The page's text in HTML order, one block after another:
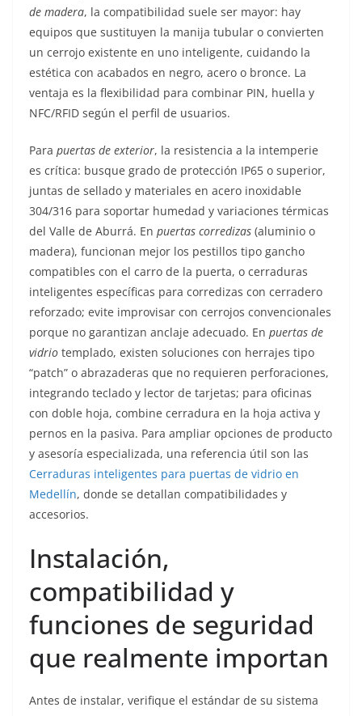
de madera, la compatibilidad suele ser mayor: hay
equipos que sustituyen la manija tubular o convierten
un cerrojo existente en uno inteligente, cuidando la
estética con acabados en negro, acero o bronce. La
ventaja es la flexibilidad para combinar PIN, huella y
NFC/RFID según el perfil de usuarios.
Para puertas de exterior, la resistencia a la intemperie
es crítica: busque grado de protección IP65 o superior,
juntas de sellado y materiales en acero inoxidable
304/316 para soportar humedad y variaciones térmicas
del Valle de Aburrá. En puertas corredizas (aluminio o
madera), funcionan mejor los pestillos tipo gancho
compatibles con el carro de la puerta, o cerraduras
inteligentes específicas para corredizas con cerradero
reforzado; evite improvisar con cerrojos convencionales
porque no garantizan anclaje adecuado. En puertas de
vidrio templado, existen soluciones con herrajes tipo
“patch” o abrazaderas que no requieren perforaciones,
integrando teclado y lector de tarjetas; para oficinas
con doble hoja, combine cerradura en la hoja activa y
pernos en la pasiva. Para ampliar opciones de producto
y asesoría especializada, una referencia útil son las
Cerraduras inteligentes para puertas de vidrio en
Medellín, donde se detallan compatibilidades y
accesorios.
Instalación,
compatibilidad y
funciones de seguridad
que realmente importan
Antes de instalar, verifique el estándar de su sistema